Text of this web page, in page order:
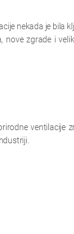
nekada je bila
zgrade i
ventilacije